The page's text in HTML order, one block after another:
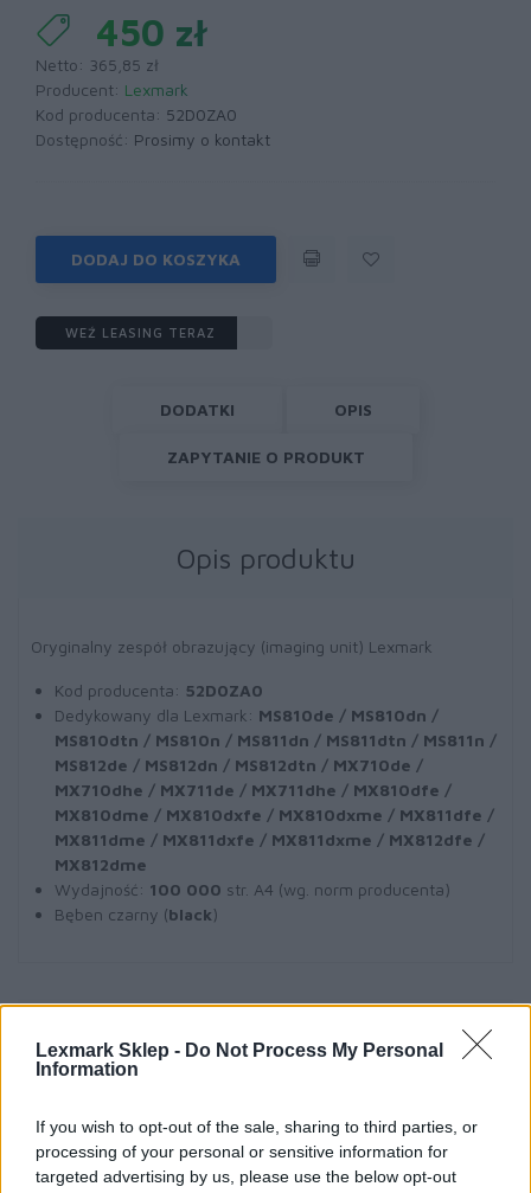
Lexmark Sklep - Do Not Process My Personal
Information
If you wish to opt-out of the sale, sharing to third parties, or
processing of your personal or sensitive information for
targeted advertising by us, please use the below opt-out
450 zł
Netto: 365,85 zł
Producent: Lexmark
Kod producenta: 52D0ZA0
Dostępność: Prosimy o kontakt
DODAJ DO KOSZYKA
WEŹ LEASING TERAZ
DODATKI OPIS
ZAPYTANIE O PRODUKT
Opis produktu
Oryginalny zespół obrazujący (imaging unit) Lexmark
Kod producenta: 52D0ZA0
Dedykowany dla Lexmark: MS810de / MS810dn /
MS810dtn / MS810n / MS811dn / MS811dtn / MS811n /
MS812de / MS812dn / MS812dtn / MX710de /
MX710dhe / MX711de / MX711dhe / MX810dfe /
MX810dme / MX810dxfe / MX810dxme / MX811dfe /
MX811dme / MX811dxfe / MX811dxme / MX812dfe /
MX812dme
Wydajność: 100 000 str. A4 (wg. norm producenta)
Bęben czarny (black)
Informacje handlowe
Kod producenta
52D0ZA0